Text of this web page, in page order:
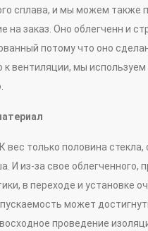
сплава, и мы можем также
на заказ. Оно облегченн и
потому что оно
к вентиляции, мы
вес только половина стекла,
И из-за свое облегченного,
в переходе и установке
может
проведение